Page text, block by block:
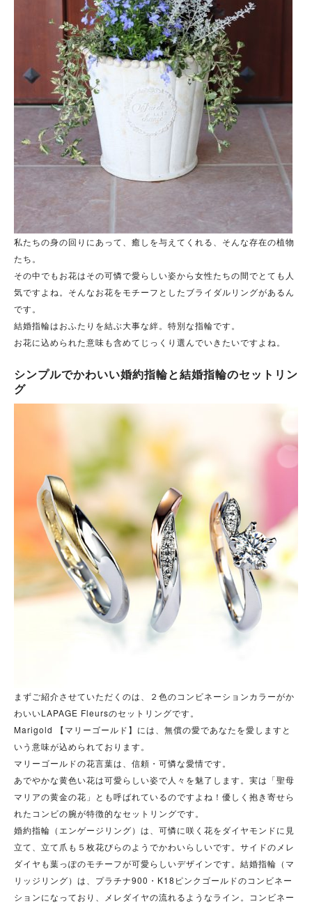
私たちの身の回りにあって、癒しを与えてくれる、そんな存在の植物
たち。
その中でもお花はその可憐で愛らしい姿から女性たちの間でとても人
気ですよね。そんなお花をモチーフとしたブライダルリングがあるん
です。
結婚指輪はおふたりを結ぶ大事な絆。特別な指輪です。
お花に込められた意味も含めてじっくり選んでいきたいですよね。
シンプルでかわいい婚約指輪と結婚指輪のセットリン
グ
まずご紹介させていただくのは、２色のコンビネーションカラーがか
わいいLAPAGE Fleursのセットリングです。
Marigold 【マリーゴールド】には、無償の愛であなたを愛しますと
いう意味が込められております。
マリーゴールドの花言葉は、信頼・可憐な愛情です。
あでやかな黄色い花は可愛らしい姿で人々を魅了します。実は「聖母
マリアの黄金の花」とも呼ばれているのですよね！優しく抱き寄せら
れたコンビの腕が特徴的なセットリングです。
婚約指輪（エンゲージリング）は、可憐に咲く花をダイヤモンドに見
立て、立て爪も５枚花びらのようでかわいらしいです。サイドのメレ
ダイヤも葉っぽのモチーフが可愛らしいデザインです。結婚指輪（マ
リッジリング）は、プラチナ900・K18ピンクゴールドのコンビネー
ションになっており、メレダイヤの流れるようなライン。コンビネー